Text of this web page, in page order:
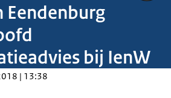
Eendenburg
bij IenW
| 13:38